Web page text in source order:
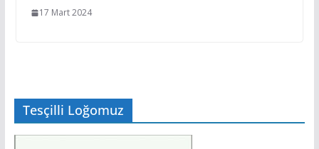
17 Mart 2024
Tesçilli Loğomuz